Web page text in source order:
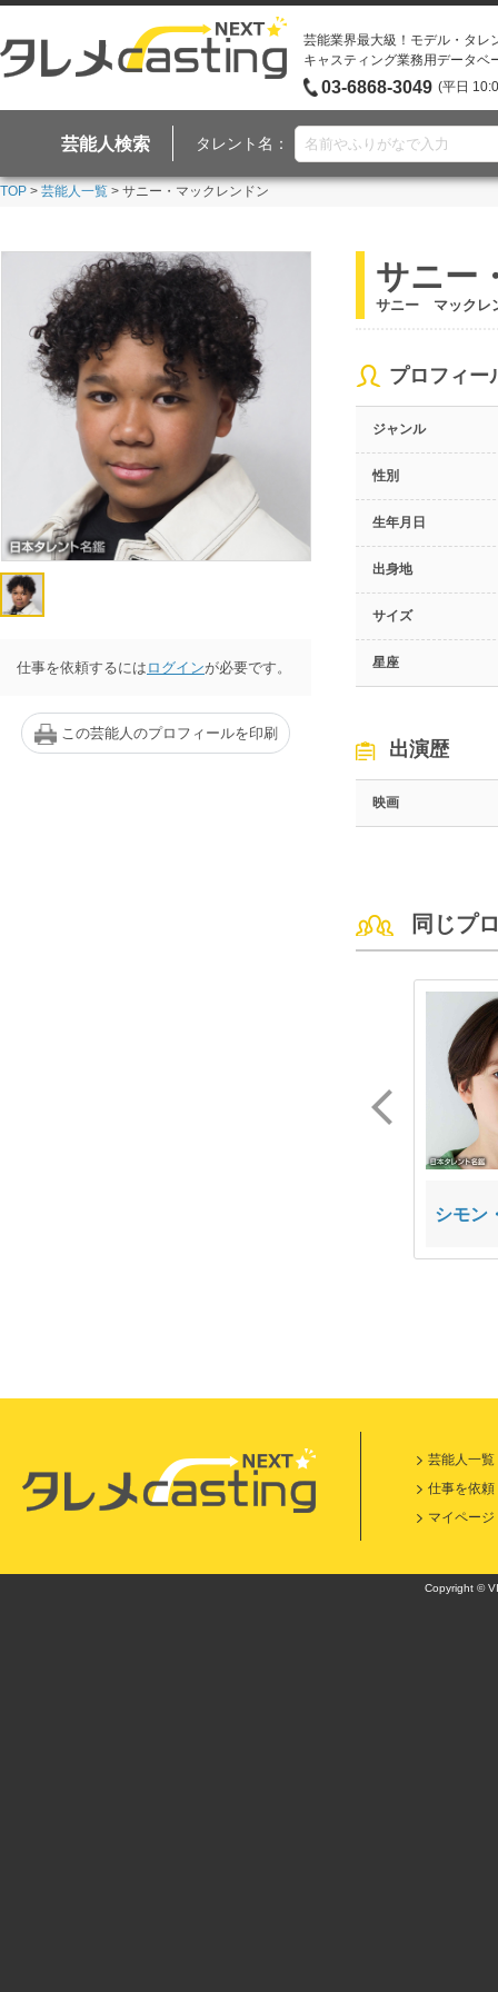
芸能業界最大級！モデル・タレ
キャスティング業務用データベ
03-6868-3049 (平日
芸能人検索 タレント名：
TOP > 芸能人一覧 > サニー・マックレンドン
仕事を依頼するには ログインが必要です。
この芸能人のプロフィールを印刷
サニー
サニー マックレ
プロフィー
ジャンル
性別
生年月日
出身地
サイズ
星座
出演歴
映画
同じプ
シモン
芸能人一覧
仕事を依頼
マイページ
Copyright ©